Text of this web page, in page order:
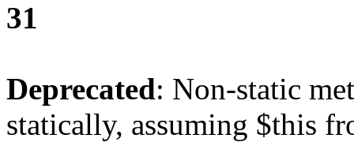
31
Deprecated: Non-static
statically, assuming $this